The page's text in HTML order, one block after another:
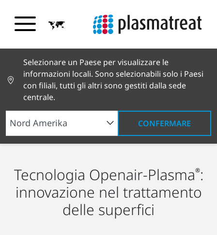
Selezionare un Paese per visualizzare le
informazioni locali. Sono selezionabili solo i Paesi
con filiali, tutti gli altri sono gestiti dalla sede
centrale.
CONFERMARE
Tecnologia
Tecnologia Openair-Plasma®:
innovazione nel trattamento
delle superfici